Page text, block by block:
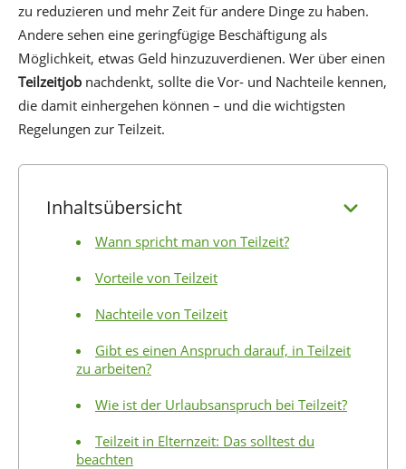
zu reduzieren und mehr Zeit für andere Dinge zu haben.
Andere sehen eine geringfügige Beschäftigung als
Möglichkeit, etwas Geld hinzuzuverdienen. Wer über einen
Teilzeitjob nachdenkt, sollte die Vor- und Nachteile kennen,
die damit einhergehen können – und die wichtigsten
Regelungen zur Teilzeit.
Inhaltsübersicht
Wann spricht man von Teilzeit?
Vorteile von Teilzeit
Nachteile von Teilzeit
Gibt es einen Anspruch darauf, in Teilzeit
zu arbeiten?
Wie ist der Urlaubsanspruch bei Teilzeit?
Teilzeit in Elternzeit: Das solltest du
beachten